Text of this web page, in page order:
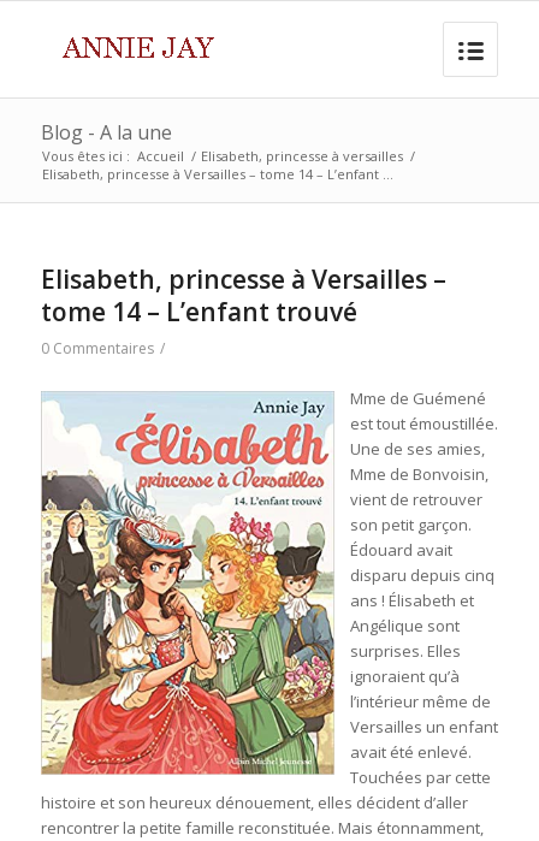
Blog - A la une
Vous êtes ici : Accueil / Elisabeth, princesse à versailles /
Elisabeth, princesse à Versailles – tome 14 – L’enfant ...
Elisabeth, princesse à Versailles –
tome 14 – L’enfant trouvé
0 Commentaires /
Mme de Guémené
est tout émoustillée.
Une de ses amies,
Mme de Bonvoisin,
vient de retrouver
son petit garçon.
Édouard avait
disparu depuis cinq
ans ! Élisabeth et
Angélique sont
surprises. Elles
ignoraient qu’à
l’intérieur même de
Versailles un enfant
avait été enlevé.
Touchées par cette
histoire et son heureux dénouement, elles décident d’aller
rencontrer la petite famille reconstituée. Mais étonnamment,